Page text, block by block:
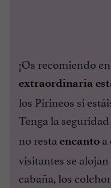
¡Os recomiendo
extraordinaria
los Pirineos si
Tenga la
no resta encanto
visitantes se
cabaña, los